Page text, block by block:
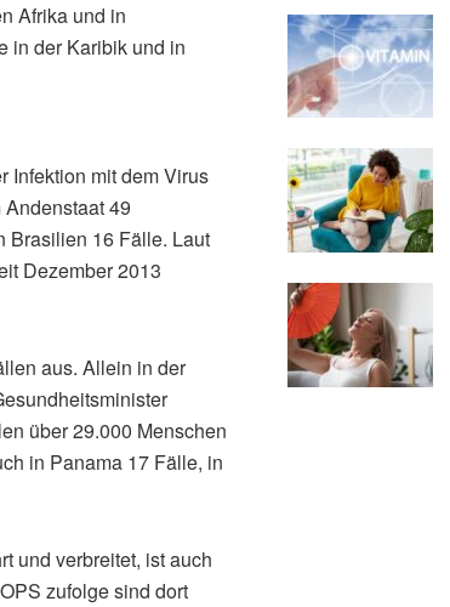
Afrika und in
in der Karibik und in
Infektion mit dem Virus
49
Brasilien 16 Fälle. Laut
Dezember 2013
aus. Allein in der
über 29.000 Menschen
in Panama 17 Fälle, in
und verbreitet, ist auch
zufolge sind dort